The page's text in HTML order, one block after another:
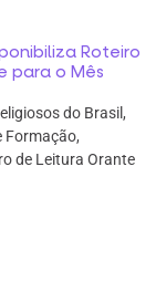
Roteiro
para o Mês
do Brasil,
Formação,
de Leitura Orante